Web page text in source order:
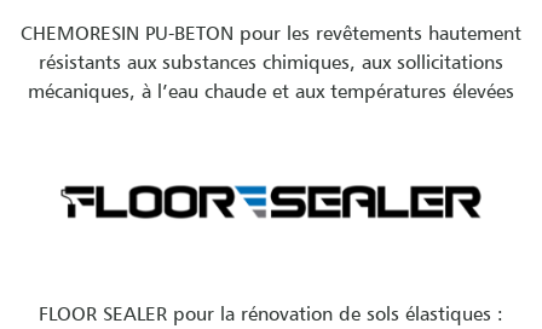
CHEMORESIN PU-BETON pour les revêtements hautement
résistants aux substances chimiques, aux sollicitations
mécaniques, à l’eau chaude et aux températures élevées
FLOOR SEALER pour la rénovation de sols élastiques :